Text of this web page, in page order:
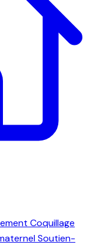
Coquillage
Soutien-